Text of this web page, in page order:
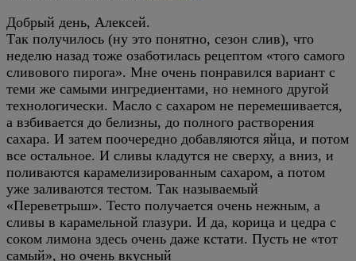
Добрый день, Алексей.
Так получилось (ну это понятно, сезон слив), что
неделю назад тоже озаботилась рецептом «того самого
сливового пирога». Мне очень понравился вариант с
теми же самыми ингредиентами, но немного другой
технологически. Масло с сахаром не перемешивается,
а взбивается до белизны, до полного растворения
сахара. И затем поочередно добавляются яйца, и потом
все остальное. И сливы кладутся не сверху, а вниз, и
поливаются карамелизированным сахаром, а потом
уже заливаются тестом. Так называемый
«Переветрыш». Тесто получается очень нежным, а
сливы в карамельной глазури. И да, корица и цедра с
соком лимона здесь очень даже кстати. Пусть не «тот
самый», но очень вкусный